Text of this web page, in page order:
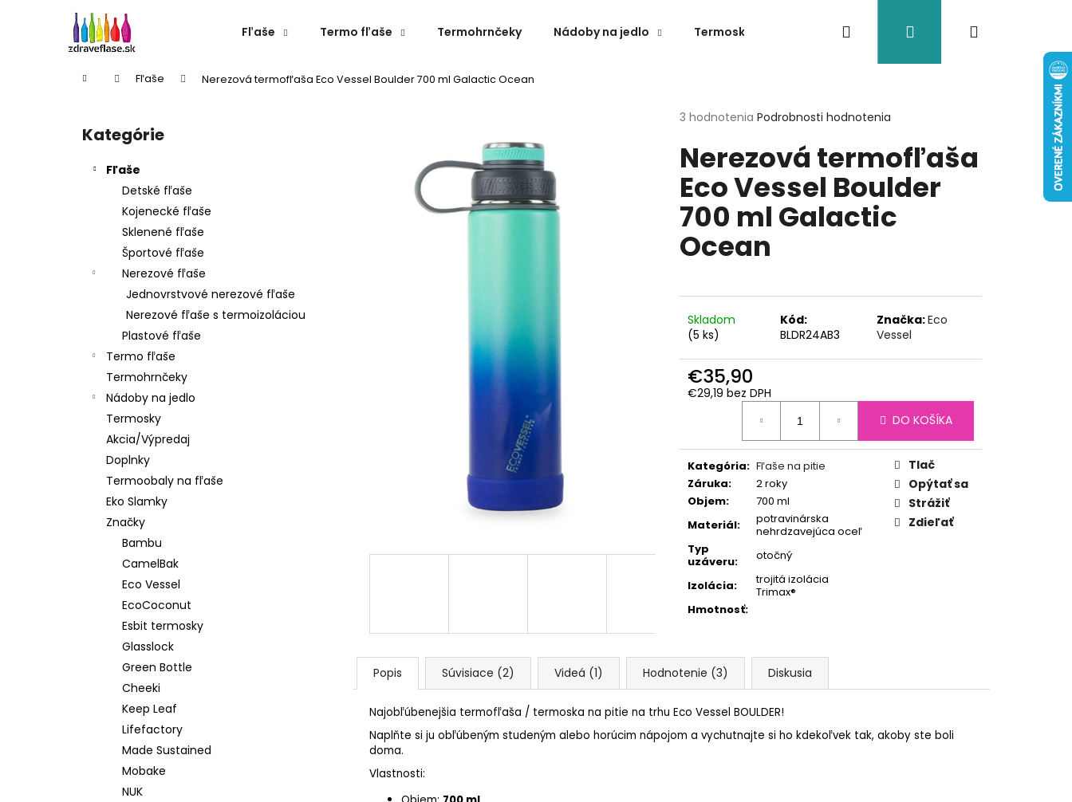
Fľaše Termo fľaše Termohrnčeky Nádoby na jedlo Termosky Akcia/Výpredaj Doplnky
Hľadať Prihlásenie
Domov Fľaše Nerezová termofľaša Eco Vessel Boulder 700 ml Galactic Ocean
Preskočiť
kategórie
Kategórie
Fľaše
Detské fľaše
Kojenecké fľaše
Sklenené fľaše
Športové fľaše
Nerezové fľaše
Jednovrstvové nerezové fľaše
Nerezové fľaše s termoizoláciou
Plastové fľaše
Termo fľaše
Termohrnčeky
Nádoby na jedlo
Termosky
Akcia/Výpredaj
Doplnky
Termoobaly na fľaše
Eko Slamky
Značky
Bambu
CamelBak
Eco Vessel
EcoCoconut
Esbit termosky
Glasslock
Green Bottle
Cheeki
Keep Leaf
Lifefactory
Made Sustained
Mobake
NUK
Priemerné
produktu
je
5,0
5
hviezdičiek.
3 hodnotenia Podrobnosti hodnotenia
Nerezová termofľaša
Eco Vessel Boulder
700 ml Galactic
Ocean
Skladom
(5 ks)
Kód:
BLDR24AB3
Značka:Eco
Vessel
€35,90
€29,19 bez DPH
Jednotková
DO KOŠÍKA
Kategória: Fľaše na pitie
Záruka:
2 roky
Objem:
700 ml
Materiál:
potravinárska
nehrdzavejúca oceľ
Typ
uzáveru:
otočný
Izolácia:
trojitá izolácia
Trimax®
Hmotnosť:
Tlač
Opýtať sa
Strážiť
Zdieľať
Popis Súvisiace (2) Videá (1) Hodnotenie (3) Diskusia
Najobľúbenejšia termofľaša / termoska na pitie na trhu Eco Vessel BOULDER!
Naplňte si ju obľúbeným studeným alebo horúcim nápojom a vychutnajte si ho kdekoľvek tak, akoby ste boli
doma.
Vlastnosti:
Späť
Späť
Čo potrebujete nájsť?
Odporúčame
NEREZOVÁ TERMOFĽAŠA CHEEKI 600 ML
CLASSIC ORANGE GREY
€24,90
NEREZOVÁ TERMOSKA ESBIT 1L ČIERNA
ZDRAVÁ FĽAŠA - NÁHRADNÁ ZÁTKA